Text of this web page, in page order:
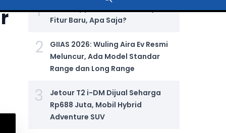
1
WhatsApp Tambahkan Banyak
Fitur Baru, Apa Saja?
2
GIIAS 2026: Wuling Aira Ev Resmi
Meluncur, Ada Model Standar
Range dan Long Range
3
Jetour T2 i-DM Dijual Seharga
Rp688 Juta, Mobil Hybrid
Adventure SUV